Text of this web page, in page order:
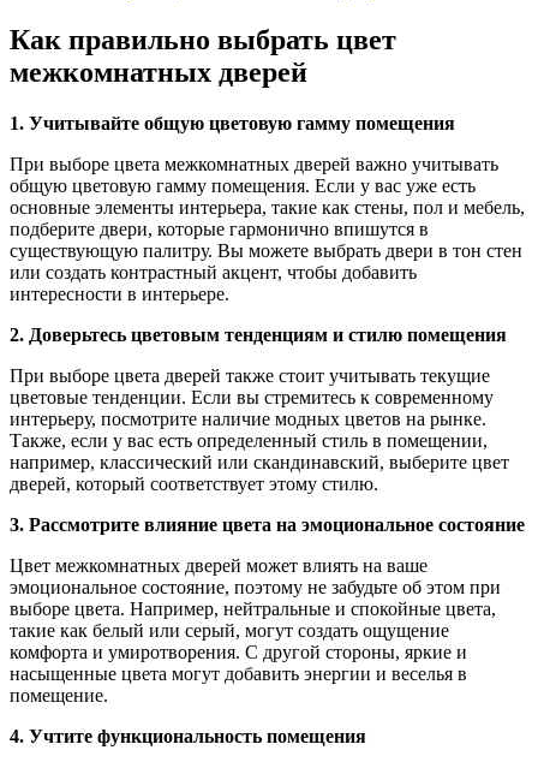
Как правильно выбрать цвет
межкомнатных дверей
1. Учитывайте общую цветовую гамму помещения
При выборе цвета межкомнатных дверей важно учитывать
общую цветовую гамму помещения. Если у вас уже есть
основные элементы интерьера, такие как стены, пол и мебель,
подберите двери, которые гармонично впишутся в
существующую палитру. Вы можете выбрать двери в тон стен
или создать контрастный акцент, чтобы добавить
интересности в интерьере.
2. Доверьтесь цветовым тенденциям и стилю помещения
При выборе цвета дверей также стоит учитывать текущие
цветовые тенденции. Если вы стремитесь к современному
интерьеру, посмотрите наличие модных цветов на рынке.
Также, если у вас есть определенный стиль в помещении,
например, классический или скандинавский, выберите цвет
дверей, который соответствует этому стилю.
3. Рассмотрите влияние цвета на эмоциональное состояние
Цвет межкомнатных дверей может влиять на ваше
эмоциональное состояние, поэтому не забудьте об этом при
выборе цвета. Например, нейтральные и спокойные цвета,
такие как белый или серый, могут создать ощущение
комфорта и умиротворения. С другой стороны, яркие и
насыщенные цвета могут добавить энергии и веселья в
помещение.
4. Учтите функциональность помещения